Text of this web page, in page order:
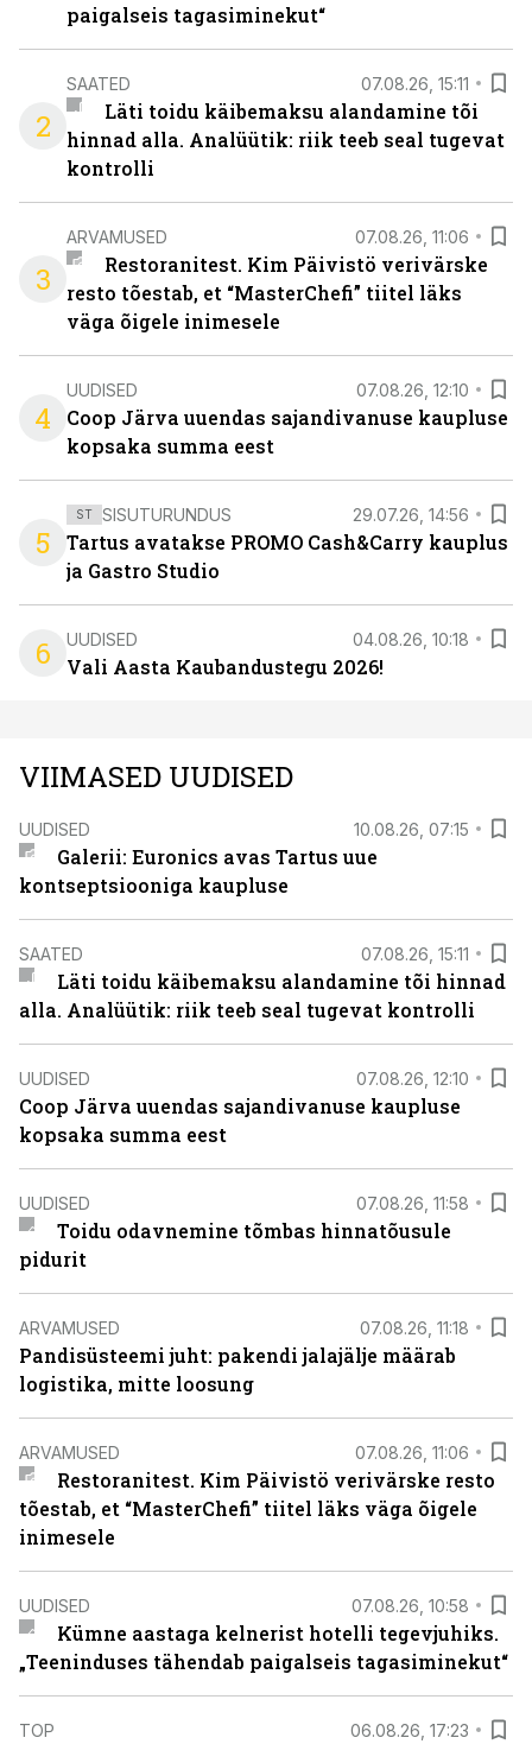
paigalseis tagasiminekut“
2
SAATED 07.08.26, 15:11
Läti toidu käibemaksu alandamine tõi
hinnad alla. Analüütik: riik teeb seal tugevat
kontrolli
3
ARVAMUSED 07.08.26, 11:06
Restoranitest. Kim Päivistö verivärske
resto tõestab, et “MasterChefi” tiitel läks
väga õigele inimesele
4
UUDISED 07.08.26, 12:10
Coop Järva uuendas sajandivanuse kaupluse
kopsaka summa eest
5
ST SISUTURUNDUS 29.07.26, 14:56
Tartus avatakse PROMO Cash&Carry kauplus
ja Gastro Studio
6 UUDISED 04.08.26, 10:18
Vali Aasta Kaubandustegu 2026!
VIIMASED UUDISED
UUDISED 10.08.26, 07:15
Galerii: Euronics avas Tartus uue
kontseptsiooniga kaupluse
SAATED 07.08.26, 15:11
Läti toidu käibemaksu alandamine tõi hinnad
alla. Analüütik: riik teeb seal tugevat kontrolli
UUDISED 07.08.26, 12:10
Coop Järva uuendas sajandivanuse kaupluse
kopsaka summa eest
UUDISED 07.08.26, 11:58
Toidu odavnemine tõmbas hinnatõusule
pidurit
ARVAMUSED 07.08.26, 11:18
Pandisüsteemi juht: pakendi jalajälje määrab
logistika, mitte loosung
ARVAMUSED 07.08.26, 11:06
Restoranitest. Kim Päivistö verivärske resto
tõestab, et “MasterChefi” tiitel läks väga õigele
inimesele
UUDISED 07.08.26, 10:58
Kümne aastaga kelnerist hotelli tegevjuhiks.
„Teeninduses tähendab paigalseis tagasiminekut“
TOP 06.08.26, 17:23